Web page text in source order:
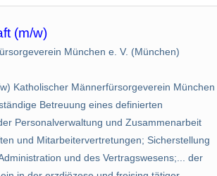
(m/w)
München e. V. (München)
Katholischer Männerfürsorgeverein München
Betreuung eines definierten
Personalverwaltung und Zusammenarbeit
und Mitarbeitervertretungen; Sicherstellung
und des Vertragswesens;... der